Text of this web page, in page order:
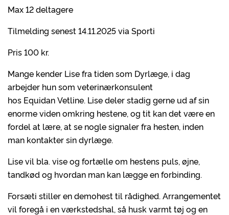
Max 12 deltagere
Tilmelding senest 14.11.2025 via Sporti
Pris 100 kr.
Mange kender Lise fra tiden som Dyrlæge, i dag
arbejder hun som veterinærkonsulent
hos Equidan Vetline. Lise deler stadig gerne ud af sin
enorme viden omkring hestene, og tit kan det være en
fordel at lære, at se nogle signaler fra hesten, inden
man kontakter sin dyrlæge.
Lise vil bla. vise og fortælle om hestens puls, øjne,
tandkød og hvordan man kan lægge en forbinding.
Forsæti stiller en demohest til rådighed. Arrangementet
vil foregå i en værkstedshal, så husk varmt tøj og en